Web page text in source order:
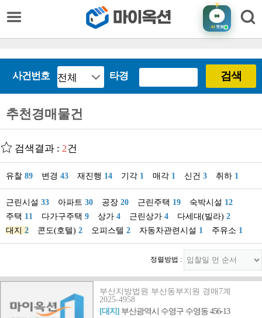
AI챗봇
사건번호 타경 검색
추천경매물건
검색결과 : 2건
유찰 89 변경 43 재진행 14 기각 1 매각 1 신건 3 취하 1
근린시설 33 아파트 30 공장 20 근린주택 19 숙박시설 12
주택 11 다가구주택 9 상가 4 근린상가 4 다세대(빌라) 2
대지 2 콘도(호텔) 2 오피스텔 2 자동차관련시설 1 주유소 1
정렬방법 :
부산지방법원 부산동부지원 경매7계
2025-4958
[대지] 부산광역시 수영구 수영동 456-13